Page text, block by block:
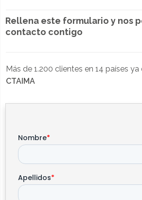
Rellena este formulario y nos
contacto contigo
Más de 1.200 clientes en 14 países ya
CTAIMA